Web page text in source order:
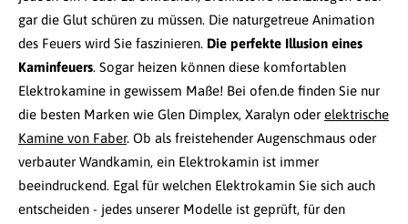
gar die Glut schüren zu müssen. Die naturgetreue Animation
des Feuers wird Sie faszinieren. Die perfekte Illusion eines
Kaminfeuers. Sogar heizen können diese komfortablen
Elektrokamine in gewissem Maße! Bei ofen.de finden Sie nur
die besten Marken wie Glen Dimplex, Xaralyn oder elektrische
Kamine von Faber. Ob als freistehender Augenschmaus oder
verbauter Wandkamin, ein Elektrokamin ist immer
beeindruckend. Egal für welchen Elektrokamin Sie sich auch
entscheiden - jedes unserer Modelle ist geprüft, für den